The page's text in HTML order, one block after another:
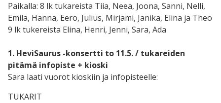
Paikalla: 8 lk tukareista Tiia, Neea, Joona, Sanni, Nelli,
Emila, Hanna, Eero, Julius, Mirjami, Janika, Elina ja Theo
9 lk tukereista Elina, Henri, Jenni, Sara, Ada
1. HeviSaurus -konsertti to 11.5. / tukareiden
pitämä infopiste + kioski
Sara laati vuorot kioskiin ja infopisteelle:
TUKARIT